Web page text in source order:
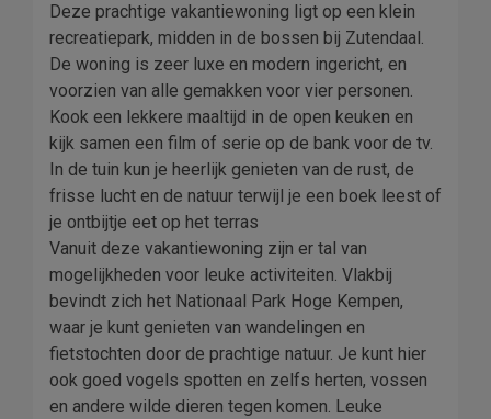
Deze prachtige vakantiewoning ligt op een klein
recreatiepark, midden in de bossen bij Zutendaal.
De woning is zeer luxe en modern ingericht, en
voorzien van alle gemakken voor vier personen.
Kook een lekkere maaltijd in de open keuken en
kijk samen een film of serie op de bank voor de tv.
In de tuin kun je heerlijk genieten van de rust, de
frisse lucht en de natuur terwijl je een boek leest of
je ontbijtje eet op het terras
Vanuit deze vakantiewoning zijn er tal van
mogelijkheden voor leuke activiteiten. Vlakbij
bevindt zich het Nationaal Park Hoge Kempen,
waar je kunt genieten van wandelingen en
fietstochten door de prachtige natuur. Je kunt hier
ook goed vogels spotten en zelfs herten, vossen
en andere wilde dieren tegen komen. Leuke